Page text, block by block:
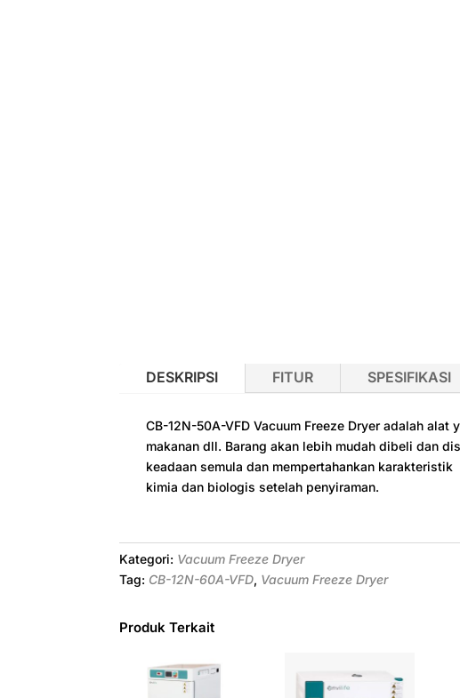
DESKRIPSI FITUR SPESIFIKASI
CB-12N-50A-VFD Vacuum Freeze Dryer adalah
makanan dll. Barang akan lebih mudah dibeli dan
keadaan semula dan mempertahankan karakteristik
kimia dan biologis setelah penyiraman.
Kategori: Vacuum Freeze Dryer
Tag: CB-12N-60A-VFD, Vacuum Freeze Dryer
Produk Terkait